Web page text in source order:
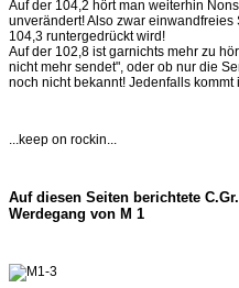
Auf der 104,2 hört man weiterhin
unverändert! Also zwar
104,3 runtergedrückt wird!
Auf der 102,8 ist garnichts mehr zu
nicht mehr sendet", oder ob nur die
noch nicht bekannt! Jedenfalls
...keep on rockin...
Auf diesen Seiten berichtete
Werdegang von M 1